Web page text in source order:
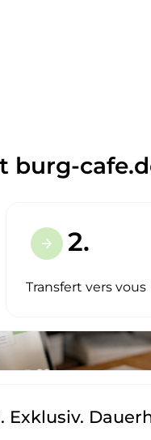
burg-
arrow_forward 2.
Transfert vers vous
Exklusiv.